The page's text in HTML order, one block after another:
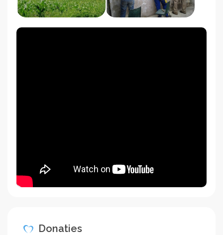
Donaties